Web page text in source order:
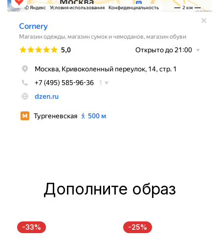
Дополните образ
-33% -25%